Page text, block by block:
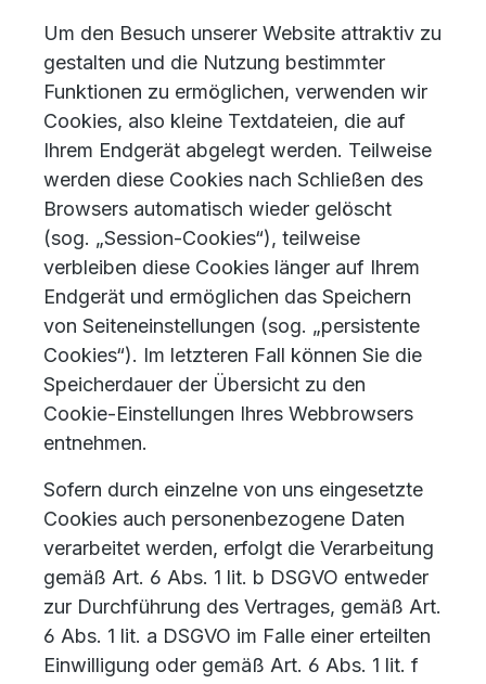
Um den Besuch unserer Website attraktiv zu
gestalten und die Nutzung bestimmter
Funktionen zu ermöglichen, verwenden wir
Cookies, also kleine Textdateien, die auf
Ihrem Endgerät abgelegt werden. Teilweise
werden diese Cookies nach Schließen des
Browsers automatisch wieder gelöscht
(sog. „Session-Cookies“), teilweise
verbleiben diese Cookies länger auf Ihrem
Endgerät und ermöglichen das Speichern
von Seiteneinstellungen (sog. „persistente
Cookies“). Im letzteren Fall können Sie die
Speicherdauer der Übersicht zu den
Cookie-Einstellungen Ihres Webbrowsers
entnehmen.
Sofern durch einzelne von uns eingesetzte
Cookies auch personenbezogene Daten
verarbeitet werden, erfolgt die Verarbeitung
gemäß Art. 6 Abs. 1 lit. b DSGVO entweder
zur Durchführung des Vertrages, gemäß Art.
6 Abs. 1 lit. a DSGVO im Falle einer erteilten
Einwilligung oder gemäß Art. 6 Abs. 1 lit. f